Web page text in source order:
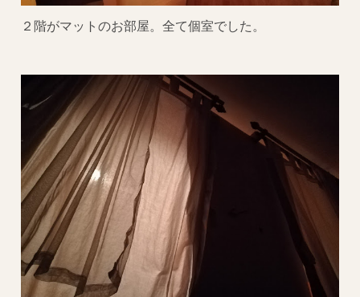
２階がマットのお部屋。全て個室でした。